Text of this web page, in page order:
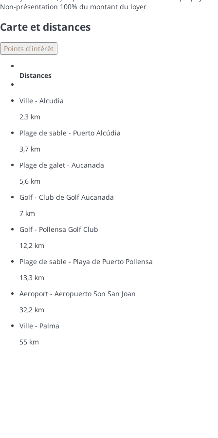
Non-présentation 100% du montant du loyer
Carte et distances
Points d'intérêt
Distances
Ville - Alcudia
2,3 km
Plage de sable - Puerto Alcúdia
3,7 km
Plage de galet - Aucanada
5,6 km
Golf - Club de Golf Aucanada
7 km
Golf - Pollensa Golf Club
12,2 km
Plage de sable - Playa de Puerto Pollensa
13,3 km
Aeroport - Aeropuerto Son San Joan
32,2 km
Ville - Palma
55 km